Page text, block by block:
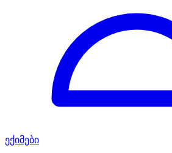
ექიმები